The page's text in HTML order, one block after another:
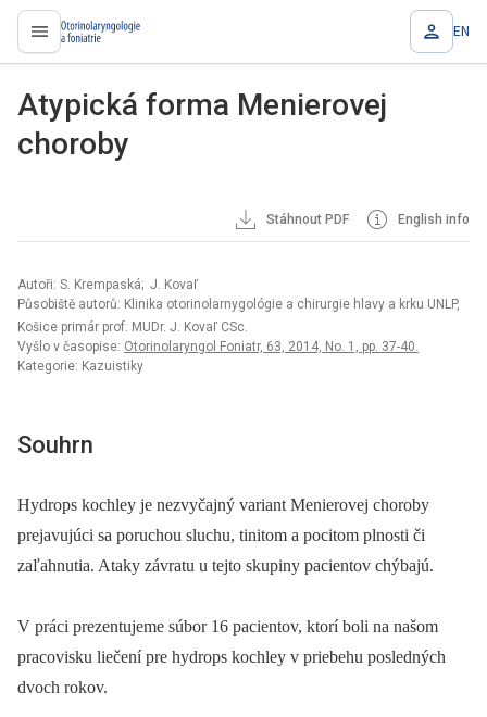
proLékaře.cz EN
Atypická forma Menierovej
choroby
Stáhnout PDF English info
Autoři: S. Krempaská; J. Kovaľ
Působiště autorů: Klinika otorinolarnygológie a chirurgie hlavy a krku UNLP,
Košice primár prof. MUDr. J. Kovaľ CSc.
Vyšlo v časopise: Otorinolaryngol Foniatr, 63, 2014, No. 1, pp. 37-40.
Kategorie: Kazuistiky
Souhrn
Hydrops kochley je nezvyčajný variant Menierovej choroby
prejavujúci sa poruchou sluchu, tinitom a pocitom plnosti či
zaľahnutia. Ataky závratu u tejto skupiny pacientov chýbajú.
V práci prezentujeme súbor 16 pacientov, ktorí boli na našom
pracovisku liečení pre hydrops kochley v priebehu posledných
dvoch rokov.